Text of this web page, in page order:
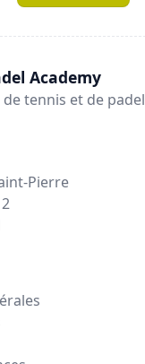
Academy
tennis et de padel
Pierre